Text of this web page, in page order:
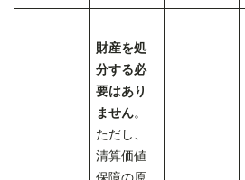
財産を処
分する必
要はあり
ません。
ただし、
清算価値